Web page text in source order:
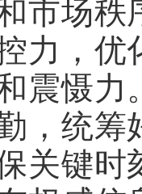
市场秩
力，
震慑
，统
关键